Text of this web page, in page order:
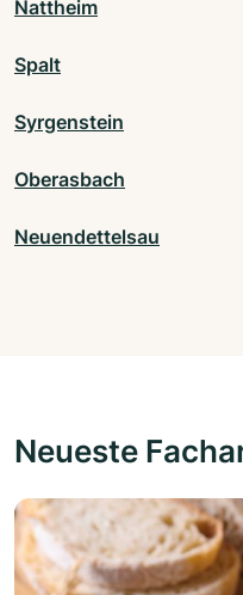
Nattheim
Spalt
Syrgenstein
Oberasbach
Neuendettelsau
Neueste